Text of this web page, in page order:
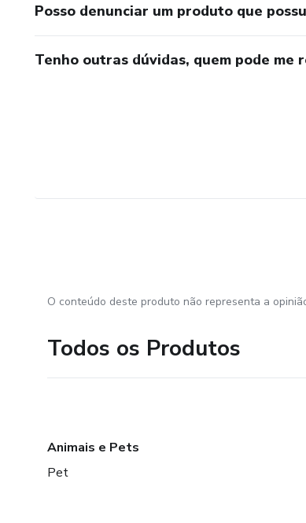
Posso denunciar um produto que
Tenho outras dúvidas, quem pode me
O conteúdo deste produto não representa a
Todos os Produtos
Animais e Pets
Pet